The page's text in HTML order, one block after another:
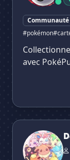
Communauté
#pokémon
avec
DestinyAngel